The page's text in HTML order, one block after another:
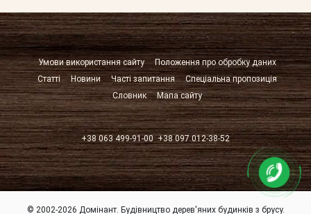
Умови використання сайту
Положення про обробку даних
Статті
Новини Часті запитання
Спеціальна пропозиція
Словник
Мапа сайту
+38 063 499-91-00 +38 097 012-38-52
© 2002-2026 Домінант. Будівництво дерев'яних будинків з брусу.